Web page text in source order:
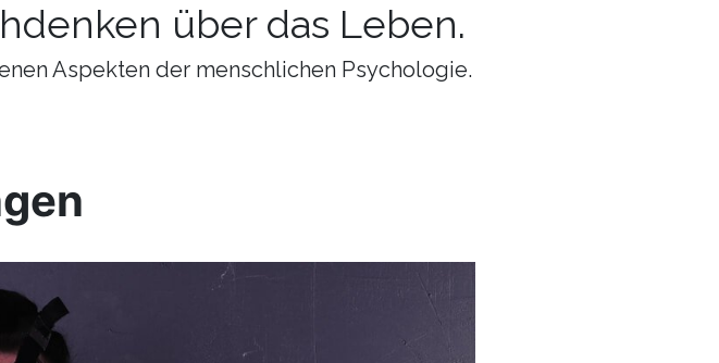
über das Leben.
Aspekten der menschlichen Psychologie.